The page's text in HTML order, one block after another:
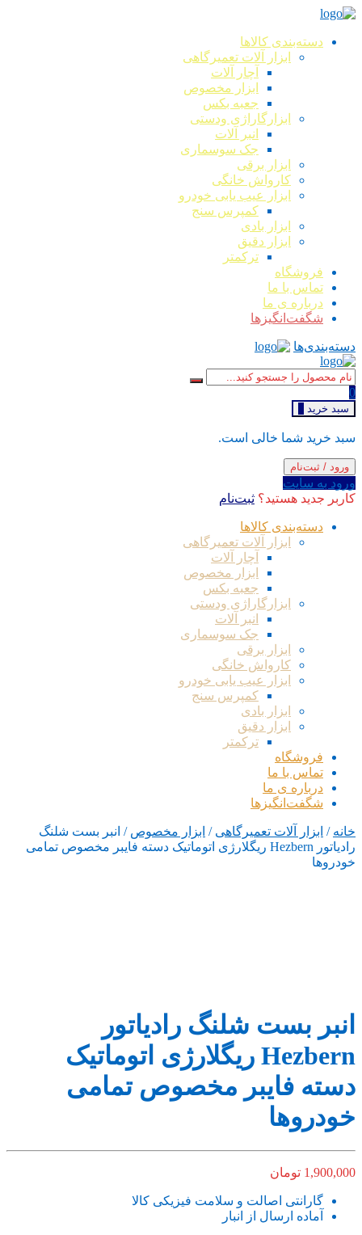
دسته‌بندی کالاها
ابزار آلات تعمیرگاهی
آچار آلات
ابزار مخصوص
جعبه بکس
ابزارگاراژی ودستی
انبر آلات
جک سوسماری
ابزار برقی
کارواش خانگی
ابزار عیب یابی خودرو
کمپرس سنج
ابزار بادی
ابزار دقیق
ترکمتر
فروشگاه
تماس با ما
درباره ی ما
شگفت‌انگیزها
دسته‌بندی‌ها
0
سبد خرید
سبد خرید شما خالی است.
ورود / ثبت‌نام
ورود به سایت
کاربر جدید هستید؟ ثبت‌نام
دسته‌بندی کالاها
ابزار آلات تعمیرگاهی
آچار آلات
ابزار مخصوص
جعبه بکس
ابزارگاراژی ودستی
انبر آلات
جک سوسماری
ابزار برقی
کارواش خانگی
ابزار عیب یابی خودرو
کمپرس سنج
ابزار بادی
ابزار دقیق
ترکمتر
فروشگاه
تماس با ما
درباره ی ما
شگفت‌انگیزها
خانه / ابزار آلات تعمیرگاهی / ابزار مخصوص / انبر بست شلنگ
رادیاتور Hezbern ریگلارژی اتوماتیک دسته فایبر مخصوص تمامی
خودروها
انبر بست شلنگ رادیاتور
Hezbern ریگلارژی اتوماتیک
دسته فایبر مخصوص تمامی
خودروها
1,900,000 تومان
گارانتی اصالت و سلامت فیزیکی کالا
آماده ارسال از انبار